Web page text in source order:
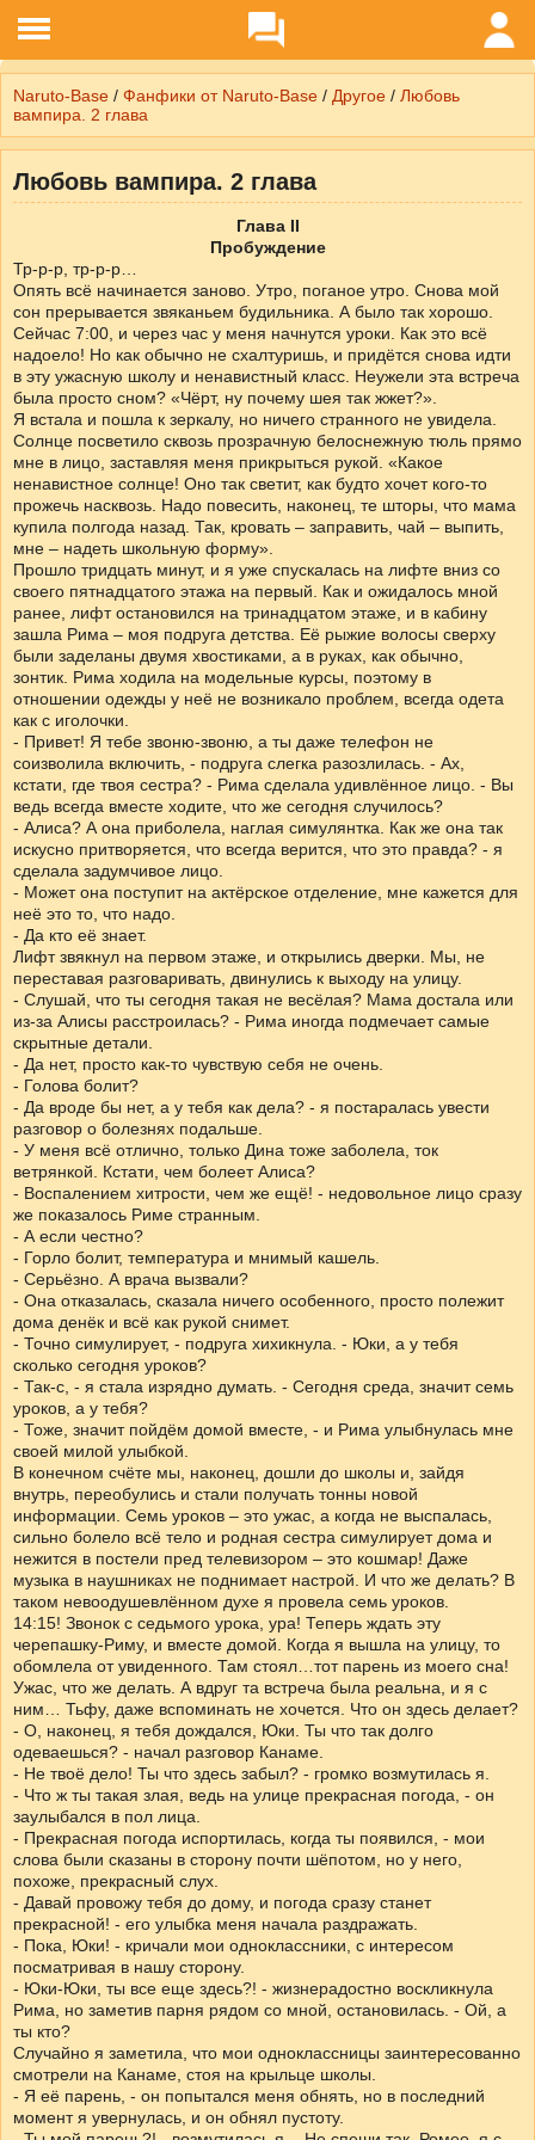
Naruto-Base / Фанфики от Naruto-Base / Другое / Любовь
вампира. 2 глава
Любовь вампира. 2 глава
Глава II
Пробуждение
Тр-р-р, тр-р-р…
Опять всё начинается заново. Утро, поганое утро. Снова мой
сон прерывается звяканьем будильника. А было так хорошо.
Сейчас 7:00, и через час у меня начнутся уроки. Как это всё
надоело! Но как обычно не схалтуришь, и придётся снова идти
в эту ужасную школу и ненавистный класс. Неужели эта встреча
была просто сном? «Чёрт, ну почему шея так жжет?».
Я встала и пошла к зеркалу, но ничего странного не увидела.
Солнце посветило сквозь прозрачную белоснежную тюль прямо
мне в лицо, заставляя меня прикрыться рукой. «Какое
ненавистное солнце! Оно так светит, как будто хочет кого-то
прожечь насквозь. Надо повесить, наконец, те шторы, что мама
купила полгода назад. Так, кровать – заправить, чай – выпить,
мне – надеть школьную форму».
Прошло тридцать минут, и я уже спускалась на лифте вниз со
своего пятнадцатого этажа на первый. Как и ожидалось мной
ранее, лифт остановился на тринадцатом этаже, и в кабину
зашла Рима – моя подруга детства. Её рыжие волосы сверху
были заделаны двумя хвостиками, а в руках, как обычно,
зонтик. Рима ходила на модельные курсы, поэтому в
отношении одежды у неё не возникало проблем, всегда одета
как с иголочки.
- Привет! Я тебе звоню-звоню, а ты даже телефон не
соизволила включить, - подруга слегка разозлилась. - Ах,
кстати, где твоя сестра? - Рима сделала удивлённое лицо. - Вы
ведь всегда вместе ходите, что же сегодня случилось?
- Алиса? А она приболела, наглая симулянтка. Как же она так
искусно притворяется, что всегда верится, что это правда? - я
сделала задумчивое лицо.
- Может она поступит на актёрское отделение, мне кажется для
неё это то, что надо.
- Да кто её знает.
Лифт звякнул на первом этаже, и открылись дверки. Мы, не
переставая разговаривать, двинулись к выходу на улицу.
- Слушай, что ты сегодня такая не весёлая? Мама достала или
из-за Алисы расстроилась? - Рима иногда подмечает самые
скрытные детали.
- Да нет, просто как-то чувствую себя не очень.
- Голова болит?
- Да вроде бы нет, а у тебя как дела? - я постаралась увести
разговор о болезнях подальше.
- У меня всё отлично, только Дина тоже заболела, ток
ветрянкой. Кстати, чем болеет Алиса?
- Воспалением хитрости, чем же ещё! - недовольное лицо сразу
же показалось Риме странным.
- А если честно?
- Горло болит, температура и мнимый кашель.
- Серьёзно. А врача вызвали?
- Она отказалась, сказала ничего особенного, просто полежит
дома денёк и всё как рукой снимет.
- Точно симулирует, - подруга хихикнула. - Юки, а у тебя
сколько сегодня уроков?
- Так-с, - я стала изрядно думать. - Сегодня среда, значит семь
уроков, а у тебя?
- Тоже, значит пойдём домой вместе, - и Рима улыбнулась мне
своей милой улыбкой.
В конечном счёте мы, наконец, дошли до школы и, зайдя
внутрь, переобулись и стали получать тонны новой
информации. Семь уроков – это ужас, а когда не выспалась,
сильно болело всё тело и родная сестра симулирует дома и
нежится в постели пред телевизором – это кошмар! Даже
музыка в наушниках не поднимает настрой. И что же делать? В
таком невоодушевлённом духе я провела семь уроков.
14:15! Звонок с седьмого урока, ура! Теперь ждать эту
черепашку-Риму, и вместе домой. Когда я вышла на улицу, то
обомлела от увиденного. Там стоял…тот парень из моего сна!
Ужас, что же делать. А вдруг та встреча была реальна, и я с
ним… Тьфу, даже вспоминать не хочется. Что он здесь делает?
- О, наконец, я тебя дождался, Юки. Ты что так долго
одеваешься? - начал разговор Канаме.
- Не твоё дело! Ты что здесь забыл? - громко возмутилась я.
- Что ж ты такая злая, ведь на улице прекрасная погода, - он
заулыбался в пол лица.
- Прекрасная погода испортилась, когда ты появился, - мои
слова были сказаны в сторону почти шёпотом, но у него,
похоже, прекрасный слух.
- Давай провожу тебя до дому, и погода сразу станет
прекрасной! - его улыбка меня начала раздражать.
- Пока, Юки! - кричали мои одноклассники, с интересом
посматривая в нашу сторону.
- Юки-Юки, ты все еще здесь?! - жизнерадостно воскликнула
Рима, но заметив парня рядом со мной, остановилась. - Ой, а
ты кто?
Случайно я заметила, что мои одноклассницы заинтересованно
смотрели на Канаме, стоя на крыльце школы.
- Я её парень, - он попытался меня обнять, но в последний
момент я увернулась, и он обнял пустоту.